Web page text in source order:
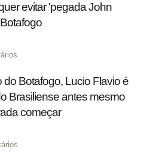
evitar 'pegada John
do Botafogo, Lucio Flavio é
Brasiliense antes mesmo
começar